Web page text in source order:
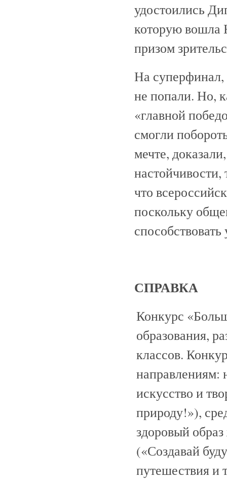
удостоились
которую вошла
призом
На суперфинал,
не попали. Но,
«главной
смогли
мечте,
что
поскольку
СПРАВКА
Конкурс
образования,
классов.
направлениям:
искусство и
природу!»),
здоровый
(«Создавай
путешествия и